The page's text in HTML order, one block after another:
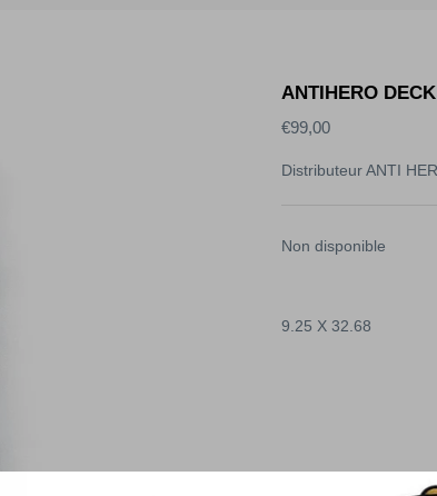
ANTIHERO
€99,00
Distributeur ANTI
Non disponible
9.25 X 32.68